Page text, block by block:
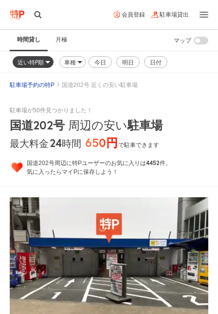
会員登録 駐車場貸出
時間貸し 月極
近い特P順 車種 今日 明日 日付
マップ
駐車場予約の特P 国道202号 近くの安い駐車場
駐車場が50件見つかりました！
国道202号 周辺の安い駐車場
最大料金24時間 650円で駐車できます
国道202号周辺に特Pユーザーのお気に入りは4452件。
気に入ったらマイPに保存しよう！